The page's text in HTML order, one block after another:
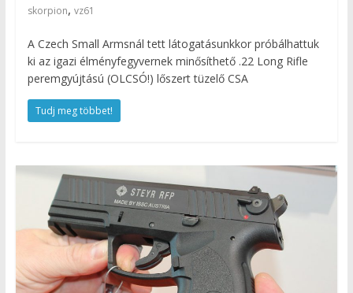
skorpion, vz61
A Czech Small Armsnál tett látogatásunkkor próbálhattuk
ki az igazi élményfegyvernek minősíthető .22 Long Rifle
peremgyújtású (OLCSÓ!) lőszert tüzelő CSA
Tudj meg többet!